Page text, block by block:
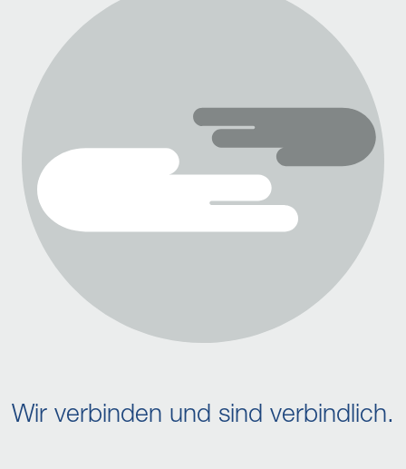
Wir verbinden und sind verbindlich.